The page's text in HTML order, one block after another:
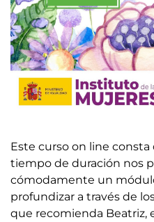
Este curso on line
tiempo de duración nos
cómodamente un
profundizar a través de
que recomienda Beatriz,